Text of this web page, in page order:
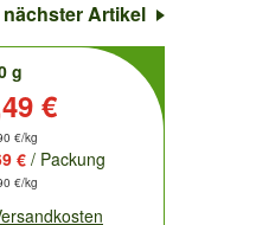
nächster Artikel
g
€
€/kg
€ / Packung
€/kg